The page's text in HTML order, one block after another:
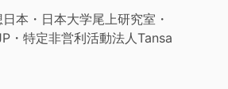
本・日本大学尾上研究室・
・特定非営利活動法人Tansa